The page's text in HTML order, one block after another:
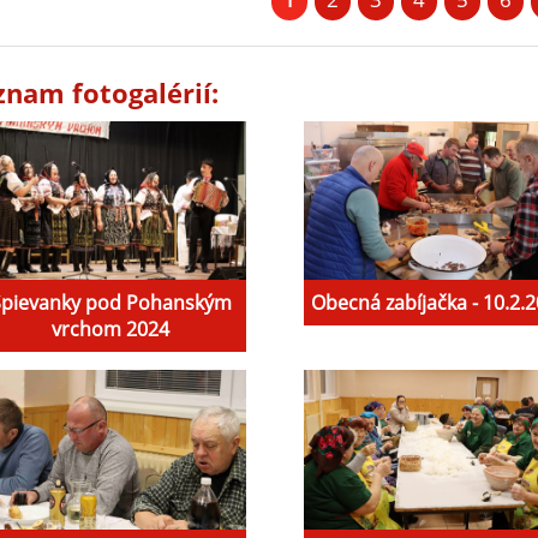
fotogalérií:
pod Pohanským
vrchom 2024
Obecná zabíjačka -